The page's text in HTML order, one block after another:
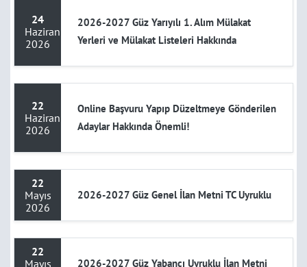
24
Haziran
2026
2026-2027 Güz Yarıyılı 1. Alım Mülakat
Yerleri ve Mülakat Listeleri Hakkında
22
Haziran
2026
Online Başvuru Yapıp Düzeltmeye Gönderilen
Adaylar Hakkında Önemli!
22
Mayıs
2026
2026-2027 Güz Genel İlan Metni TC Uyruklu
22
Mayıs
2026-2027 Güz Yabancı Uyruklu İlan Metni